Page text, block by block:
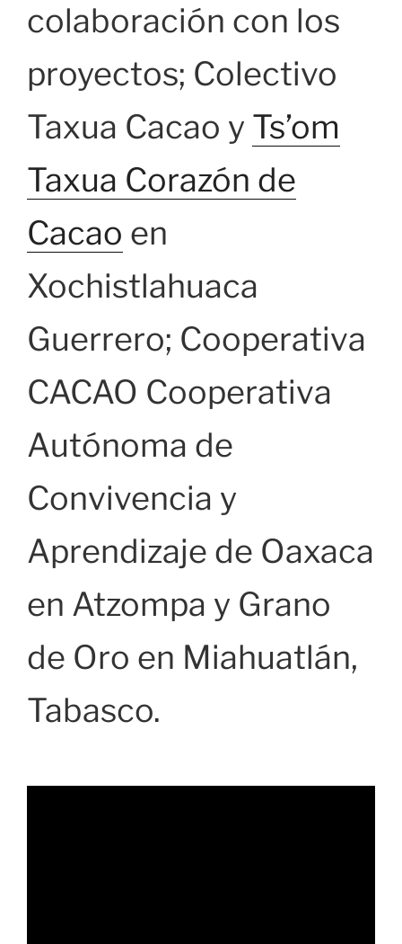
colaboración con los
proyectos; Colectivo
Taxua Cacao y Ts’om
Taxua Corazón de
Cacao en
Xochistlahuaca
Guerrero; Cooperativa
CACAO Cooperativa
Autónoma de
Convivencia y
Aprendizaje de Oaxaca
en Atzompa y Grano
de Oro en Miahuatlán,
Tabasco.